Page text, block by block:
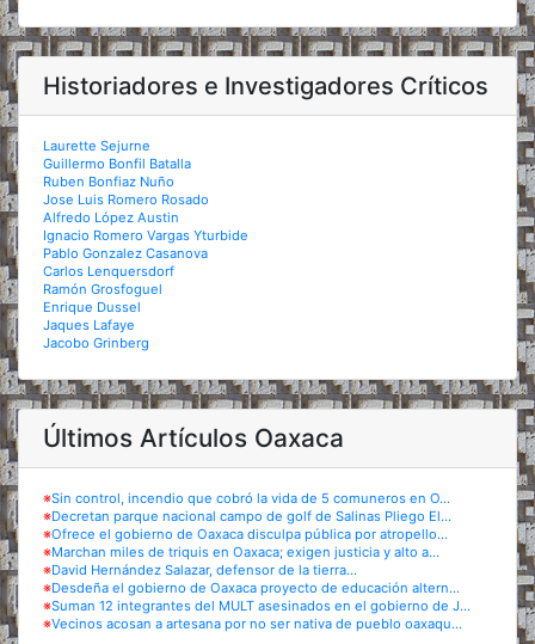
Historiadores e Investigadores Críticos
Laurette Sejurne
Guillermo Bonfil Batalla
Ruben Bonfiaz Nuño
Jose Luis Romero Rosado
Alfredo López Austin
Ignacio Romero Vargas Yturbide
Pablo Gonzalez Casanova
Carlos Lenquersdorf
Ramón Grosfoguel
Enrique Dussel
Jaques Lafaye
Jacobo Grinberg
Últimos Artículos Oaxaca
※Sin control, incendio que cobró la vida de 5 comuneros en O...
※Decretan parque nacional campo de golf de Salinas Pliego El...
※Ofrece el gobierno de Oaxaca disculpa pública por atropello...
※Marchan miles de triquis en Oaxaca; exigen justicia y alto a...
※David Hernández Salazar, defensor de la tierra...
※Desdeña el gobierno de Oaxaca proyecto de educación altern...
※Suman 12 integrantes del MULT asesinados en el gobierno de J...
※Vecinos acosan a artesana por no ser nativa de pueblo oaxaqu...